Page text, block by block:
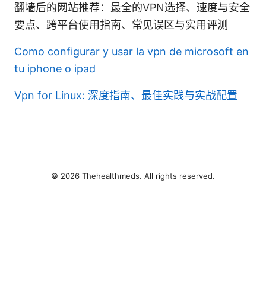
翻墙后的网站推荐：最全的VPN选择、速度与安全
要点、跨平台使用指南、常见误区与实用评测
Como configurar y usar la vpn de microsoft en
tu iphone o ipad
Vpn for Linux: 深度指南、最佳实践与实战配置
© 2026 Thehealthmeds. All rights reserved.